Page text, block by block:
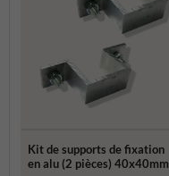
Kit de supports de fixation
en alu (2 pièces) 40x40mm